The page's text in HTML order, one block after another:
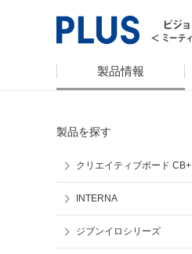
製品情報
製品を探す
クリエイティブボード CB+
INTERNA
ジブンイロシリーズ